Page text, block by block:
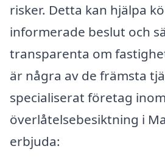
risker. Detta kan hjälpa
informerade beslut och
transparenta om
är några av de främsta
specialiserat företag inom
överlåtelsebesiktning i
erbjuda: